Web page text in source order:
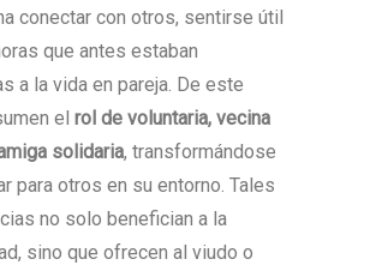
conectar con otros, sentirse útil
que antes estaban
a la vida en pareja. De este
el rol de voluntaria, vecina
solidaria, transformándose
para otros en su entorno. Tales
no solo benefician a la
sino que ofrecen al viudo o